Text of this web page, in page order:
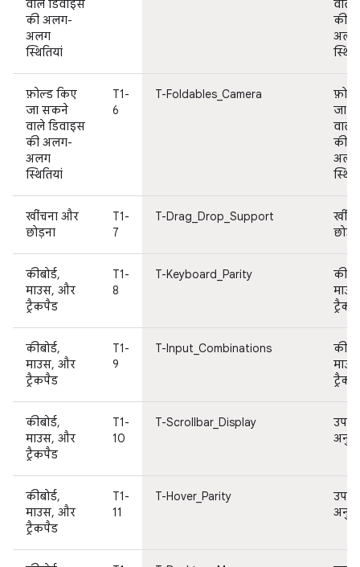
वाले डिवाइस
की अलग-
अलग
स्थितियां
वाले
की
अलग
फ़ोल्ड किए
जा सकने
वाले डिवाइस
की अलग-
अलग
स्थितियां
T1-
6
T-Foldables_Camera
जा
वाले
की
अलग
खींचना और
छोड़ना
T1-
7
T-Drag_Drop_Support
कीबोर्ड,
माउस, और
ट्रैकपैड
T1-
8
T-Keyboard_Parity
कीबोर्ड,
माउस, और
ट्रैकपैड
T1-
9
T-Input_Combinations
कीबोर्ड,
माउस, और
ट्रैकपैड
T1-
10
T-Scrollbar_Display
कीबोर्ड,
माउस, और
ट्रैकपैड
T1-
11
T-Hover_Parity